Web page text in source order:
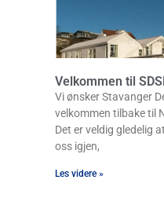
Velkommen til
Vi ønsker Stavanger
velkommen tilbake til
Det er veldig gledelig
oss igjen,
Les videre »